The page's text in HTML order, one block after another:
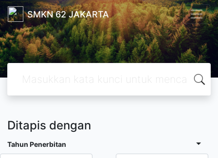
SMKN 62 JAKARTA
Ditapis dengan
Tahun Penerbitan